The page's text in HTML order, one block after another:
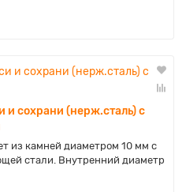
и сохрани (нерж.сталь) с
из камней диаметром 10 мм с
стали. Внутренний диаметр